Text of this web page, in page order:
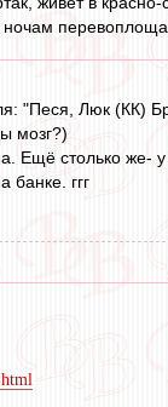
"Песя, Люк
мозг?)
Ещё столько
банке. ггг